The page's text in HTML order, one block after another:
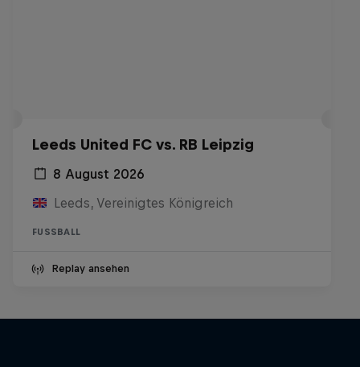
Leeds United FC vs. RB Leipzig
8 August 2026
Leeds, Vereinigtes Königreich
FUSSBALL
Replay ansehen